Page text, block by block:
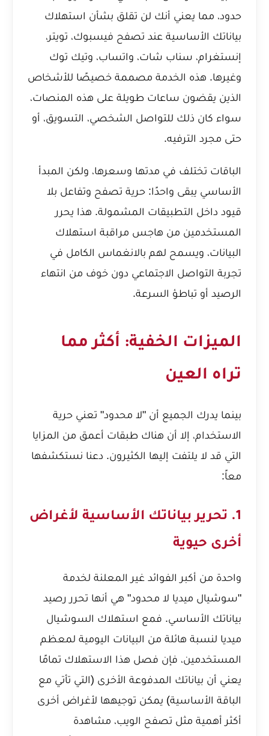
حدود، مما يعني أنك لن تقلق بشأن استهلاك
بياناتك الأساسية عند تصفح فيسبوك، تويتر،
إنستغرام، سناب شات، واتساب، وتيك توك
وغيرها. هذه الخدمة مصممة خصيصًا للأشخاص
الذين يقضون ساعات طويلة على هذه المنصات،
سواء كان ذلك للتواصل الشخصي، التسويق، أو
حتى مجرد الترفيه.
الباقات تختلف في مدتها وسعرها، ولكن المبدأ
الأساسي يبقى واحدًا: حرية تصفح وتفاعل بلا
قيود داخل التطبيقات المشمولة. هذا يحرر
المستخدمين من هاجس مراقبة استهلاك
البيانات، ويسمح لهم بالانغماس الكامل في
تجربة التواصل الاجتماعي دون خوف من انتهاء
الرصيد أو تباطؤ السرعة.
الميزات الخفية: أكثر مما
تراه العين
بينما يدرك الجميع أن "لا محدود" تعني حرية
الاستخدام، إلا أن هناك طبقات أعمق من المزايا
التي قد لا يلتفت إليها الكثيرون. دعنا نستكشفها
معاً:
1. تحرير بياناتك الأساسية لأغراض
أخرى حيوية
واحدة من أكبر الفوائد غير المعلنة لخدمة
"سوشيال ميديا لا محدود" هي أنها تحرر رصيد
بياناتك الأساسي. فمع استهلاك السوشيال
ميديا لنسبة هائلة من البيانات اليومية لمعظم
المستخدمين، فإن فصل هذا الاستهلاك تمامًا
يعني أن بياناتك المدفوعة الأخرى (التي تأتي مع
الباقة الأساسية) يمكن توجيهها لأغراض أخرى
أكثر أهمية مثل تصفح الويب، مشاهدة